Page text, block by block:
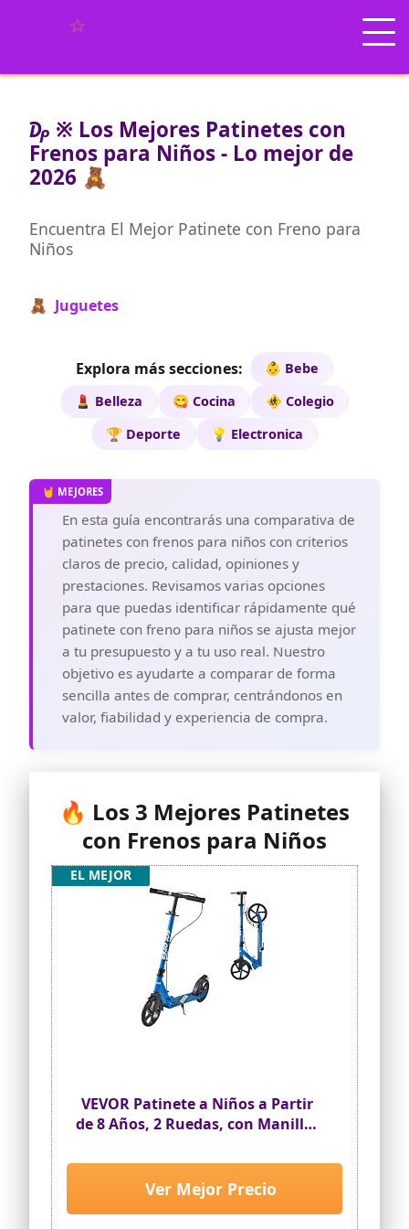
₯ ※ Los Mejores Patinetes con
Frenos para Niños - Lo mejor de
2026 🧸
Encuentra El Mejor Patinete con Freno para
Niños
🧸 Juguetes
Explora más secciones:
👶 Bebe
💄 Belleza
😋 Cocina
🚸 Colegio
🏆 Deporte
💡 Electronica
En esta guía encontrarás una comparativa de
patinetes con frenos para niños con criterios
claros de precio, calidad, opiniones y
prestaciones. Revisamos varias opciones
para que puedas identificar rápidamente qué
patinete con freno para niños se ajusta mejor
a tu presupuesto y a tu uso real. Nuestro
objetivo es ayudarte a comparar de forma
sencilla antes de comprar, centrándonos en
valor, fiabilidad y experiencia de compra.
🔥 Los 3 Mejores Patinetes
con Frenos para Niños
VEVOR Patinete a Niños a Partir
de 8 Años, 2 Ruedas, con Manillar
Antideslizante, Freno Mano,
Marco de Aleación Aluminio,
hasta 100 kg, Negro Azul, 900 x
Ver Mejor Precio
EL MEJOR